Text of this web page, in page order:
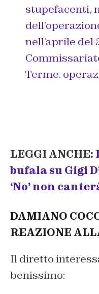
stupefacenti,
nell’aprile del
Terme.
LEGGI ANCHE:
bufala su Gigi
‘No’ non
DAMIANO
REAZIONE
Il diretto
benissimo: